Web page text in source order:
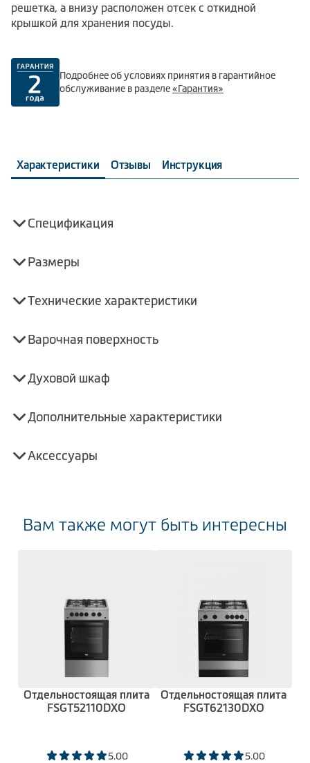
решетка, а внизу расположен отсек с откидной
крышкой для хранения посуды.
Подробнее об условиях принятия в гарантийное
обслуживание в разделе«Гарантия»
Характеристики Отзывы Инструкция
Спецификация
Размеры
Технические характеристики
Варочная поверхность
Духовой шкаф
Дополнительные характеристики
Аксессуары
Вам также могут быть интересны
Отдельностоящая плита
FSGT52110DXO
5.00
Отдельностоящая плита
FSGT62130DXO
5.00